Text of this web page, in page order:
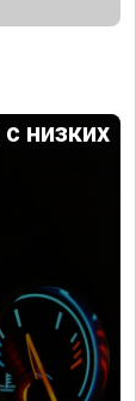
низких